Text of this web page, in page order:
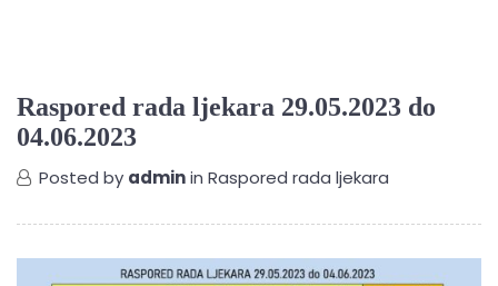
Raspored rada ljekara 29.05.2023 do
04.06.2023
Posted by adminin Raspored rada ljekara